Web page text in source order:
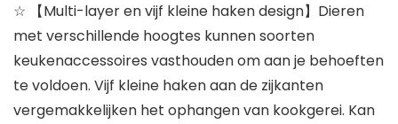
☆ 【Multi-layer en vijf kleine haken design】Dieren
met verschillende hoogtes kunnen soorten
keukenaccessoires vasthouden om aan je behoeften
te voldoen. Vijf kleine haken aan de zijkanten
vergemakkelijken het ophangen van kookgerei. Kan